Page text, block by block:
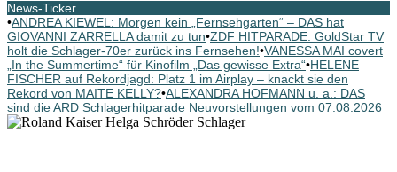
News-Ticker
•ANDREA KIEWEL: Morgen kein „Fernsehgarten“ – DAS hat
GIOVANNI ZARRELLA damit zu tun•ZDF HITPARADE: GoldStar TV
holt die Schlager-70er zurück ins Fernsehen!•VANESSA MAI covert
„In the Summertime“ für Kinofilm „Das gewisse Extra“•HELENE
FISCHER auf Rekordjagd: Platz 1 im Airplay – knackt sie den
Rekord von MAITE KELLY?•ALEXANDRA HOFMANN u. a.: DAS
sind die ARD Schlagerhitparade Neuvorstellungen vom 07.08.2026